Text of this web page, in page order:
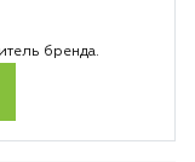
бренда.